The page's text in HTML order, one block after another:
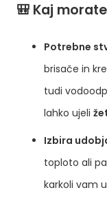
🎒 Kaj
Potrebne
brisače in
tudi
lahko ujeli
Izbira
toploto ali
karkoli vam